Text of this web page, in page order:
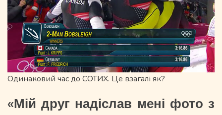
Одинаковий час до СОТИХ. Це взагалі як?
«Мій друг надіслав мені фото з